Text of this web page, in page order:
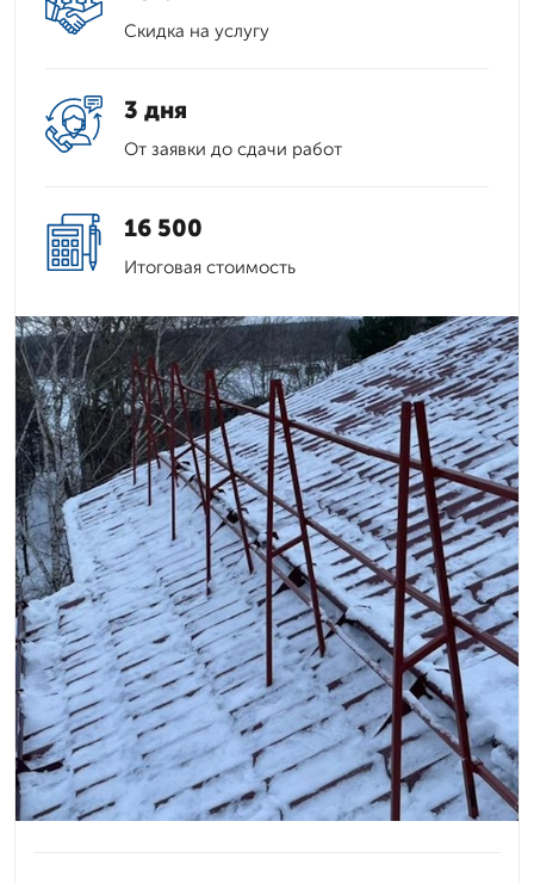
Скидка на услугу
3 дня
От заявки до сдачи работ
16 500
Итоговая стоимость